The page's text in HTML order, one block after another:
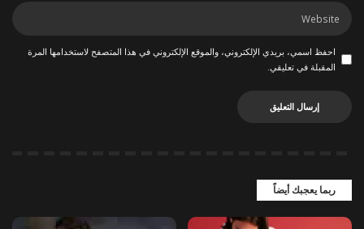
احفظ اسمي، بريدي الإلكتروني، والموقع الإلكتروني في هذا المتصفح لاستخدامها المرة
المقبلة في تعليقي.
ربما يعجبك أيضاً